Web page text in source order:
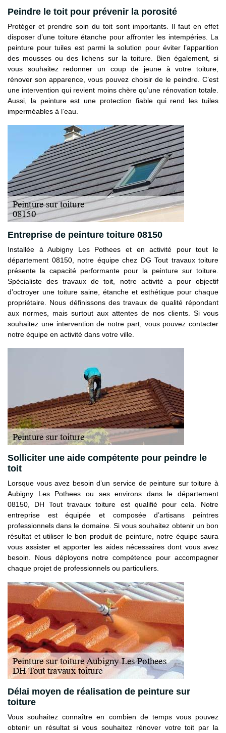
Peindre le toit pour prévenir la porosité
Protéger et prendre soin du toit sont importants. Il faut en effet
disposer d’une toiture étanche pour affronter les intempéries. La
peinture pour tuiles est parmi la solution pour éviter l’apparition
des mousses ou des lichens sur la toiture. Bien également, si
vous souhaitez redonner un coup de jeune à votre toiture,
rénover son apparence, vous pouvez choisir de le peindre. C’est
une intervention qui revient moins chère qu’une rénovation totale.
Aussi, la peinture est une protection fiable qui rend les tuiles
imperméables à l’eau.
Entreprise de peinture toiture 08150
Installée à Aubigny Les Pothees et en activité pour tout le
département 08150, notre équipe chez DG Tout travaux toiture
présente la capacité performante pour la peinture sur toiture.
Spécialiste des travaux de toit, notre activité a pour objectif
d’octroyer une toiture saine, étanche et esthétique pour chaque
propriétaire. Nous définissons des travaux de qualité répondant
aux normes, mais surtout aux attentes de nos clients. Si vous
souhaitez une intervention de notre part, vous pouvez contacter
notre équipe en activité dans votre ville.
Solliciter une aide compétente pour peindre le
toit
Lorsque vous avez besoin d’un service de peinture sur toiture à
Aubigny Les Pothees ou ses environs dans le département
08150, DH Tout travaux toiture est qualifié pour cela. Notre
entreprise est équipée et composée d’artisans peintres
professionnels dans le domaine. Si vous souhaitez obtenir un bon
résultat et utiliser le bon produit de peinture, notre équipe saura
vous assister et apporter les aides nécessaires dont vous avez
besoin. Nous déployons notre compétence pour accompagner
chaque projet de professionnels ou particuliers.
Délai moyen de réalisation de peinture sur
toiture
Vous souhaitez connaître en combien de temps vous pouvez
obtenir un résultat si vous souhaitez rénover votre toit par la